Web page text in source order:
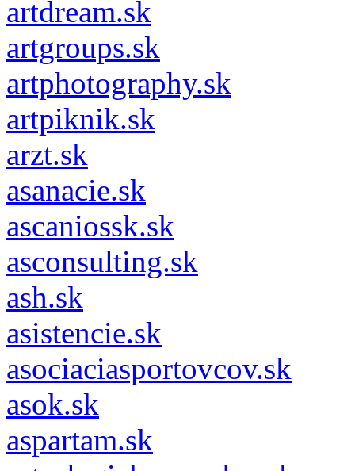
artdream.sk
artgroups.sk
artphotography.sk
artpiknik.sk
arzt.sk
asanacie.sk
ascaniossk.sk
asconsulting.sk
ash.sk
asistencie.sk
asociaciasportovcov.sk
asok.sk
aspartam.sk